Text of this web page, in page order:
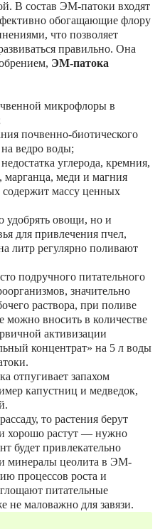
В состав ЭМ-патоки входят
обогащающие флору
что позволяет
правильно. Она
ЭМ-патока
микрофлоры в
почвенно-биотического
ведро воды;
углерода, кремния,
марганца, меди и магния
массу ценных
удобрять овощи, но и
для привлечения пчел,
литр регулярно поливают
подручного питательного
значительно
раствора, при поливе
вносить в количестве
активизации
концентрат» на 5 л воды
отпугивает запахом
капустниц и медведок,
то растения берут
хорошо растут — нужно
будет привлекательно
минералы цеолита в ЭМ-
процессов роста и
питательные
не маловажно для завязи.